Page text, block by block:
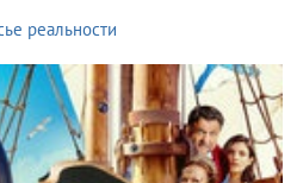
реальности